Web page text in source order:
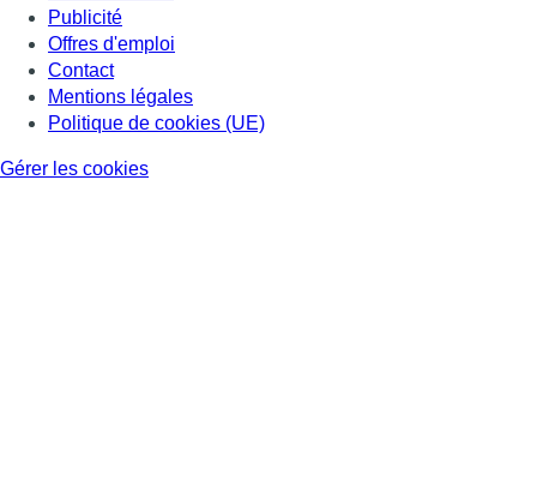
Publicité
Offres d'emploi
Contact
Mentions légales
Politique de cookies (UE)
Gérer les cookies